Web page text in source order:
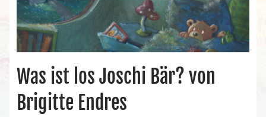
Was ist los Joschi Bär? von
Brigitte Endres